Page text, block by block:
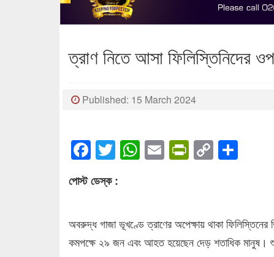
ত্রাণ নিতে আসা ফিলিস্তিনিদের
Published: 15 March 2024
Facebook
Twitter
WhatsApp
EmailCopy
Link
পোস্ট ডেস্ক :
অবরুদ্ধ গাজা ভূখণ্ডে ত্রাণের অপেক্ষায় থাকা ফিলিস্তিনের
কমপক্ষে ২৯ জন এবং আহত হয়েছেন দেড় শতাধিক মানুষ।